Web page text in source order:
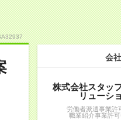
会
株式会社スタッ
リューシ
労働者派遣事業許
職業紹介事業許